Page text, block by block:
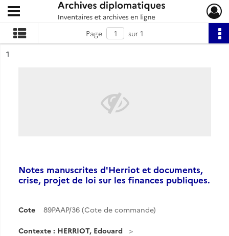
Archives diplomatiques
Ouvrir le menu déroulant
Page
sur 1
n°
1
Notes manuscrites d'Herriot et documents,
crise, projet de loi sur les finances publiques.
Cote 89PAAP/36 (Cote de commande)
Contexte : HERRIOT, Edouard